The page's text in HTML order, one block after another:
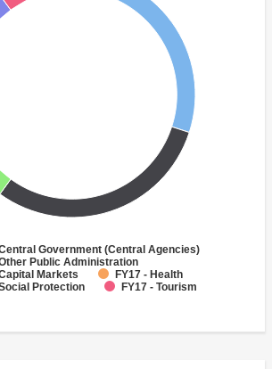
Government (Central Agencies)
Public Administration
Markets
FY17 - Health
Protection
FY17 - Tourism